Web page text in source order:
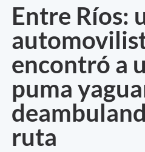
Entre Ríos:
encontró a
puma
ruta